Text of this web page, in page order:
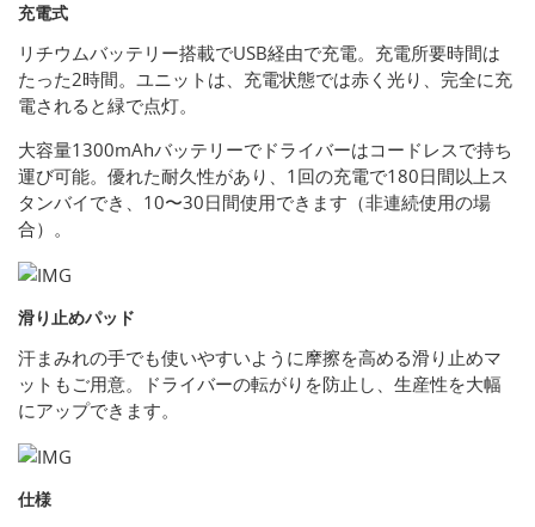
充電式
リチウムバッテリー搭載でUSB経由で充電。充電所要時間は
たった2時間。ユニットは、充電状態では赤く光り、完全に充
電されると緑で点灯。
大容量1300mAhバッテリーでドライバーはコードレスで持ち
運び可能。優れた耐久性があり、1回の充電で180日間以上ス
タンバイでき、10〜30日間使用できます（非連続使用の場
合）。
滑り止めパッド
汗まみれの手でも使いやすいように摩擦を高める滑り止めマ
ットもご用意。ドライバーの転がりを防止し、生産性を大幅
にアップできます。
仕様